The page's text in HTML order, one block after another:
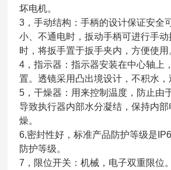
坏电机。
3，手动结构：手柄的设计保证安全
小、不通电时，扳动手柄可进行手
时，将扳手置于扳手夹内，方便使用
4，指示器：指示器安装在中心轴上
置。透镜采用凸出境设计，不积水，
5，干燥器：用来控制温度，防止由
导致执行器内部水分凝结，保持内
燥。
6,密封性好，标准产品防护等级是
防护等级。
7，限位开关：机械，电子双重限位